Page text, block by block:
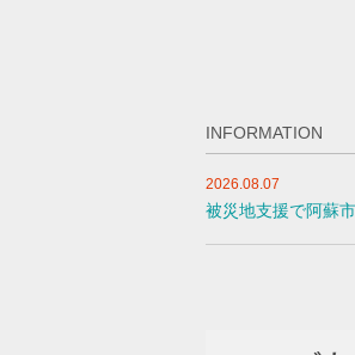
INFORMATION
2026.08.07
被災地支援で阿蘇